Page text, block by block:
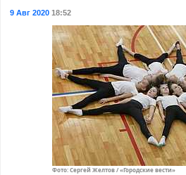
9 Авг 202018:52
Фото: Сергей Желтов / «Городские вести»